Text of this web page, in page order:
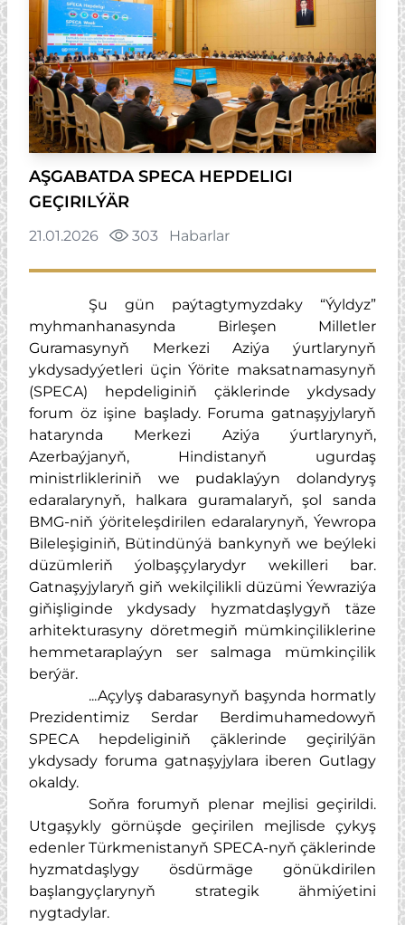
AŞGABATDA SPECA HEPDELIGI
GEÇIRILÝÄR
21.01.2026 303 Habarlar
Şu gün paýtagtymyzdaky “Ýyldyz”
myhmanhanasynda Birleşen Milletler
Guramasynyň Merkezi Aziýa ýurtlarynyň
ykdysadyýetleri üçin Ýörite maksatnamasynyň
(SPECA) hepdeliginiň çäklerinde ykdysady
forum öz işine başlady. Foruma gatnaşyjylaryň
hatarynda Merkezi Aziýa ýurtlarynyň,
Azerbaýjanyň, Hindistanyň ugurdaş
ministrlikleriniň we pudaklaýyn dolandyryş
edaralarynyň, halkara guramalaryň, şol sanda
BMG-niň ýöriteleşdirilen edaralarynyň, Ýewropa
Bileleşiginiň, Bütindünýä bankynyň we beýleki
düzümleriň ýolbaşçylarydyr wekilleri bar.
Gatnaşyjylaryň giň wekilçilikli düzümi Ýewraziýa
giňişliginde ykdysady hyzmatdaşlygyň täze
arhitekturasyny döretmegiň mümkinçiliklerine
hemmetaraplaýyn ser salmaga mümkinçilik
berýär.
...Açylyş dabarasynyň başynda hormatly
Prezidentimiz Serdar Berdimuhamedowyň
SPECA hepdeliginiň çäklerinde geçirilýän
ykdysady foruma gatnaşyjylara iberen Gutlagy
okaldy.
Soňra forumyň plenar mejlisi geçirildi.
Utgaşykly görnüşde geçirilen mejlisde çykyş
edenler Türkmenistanyň SPECA-nyň çäklerinde
hyzmatdaşlygy ösdürmäge gönükdirilen
başlangyçlarynyň strategik ähmiýetini
nygtadylar.